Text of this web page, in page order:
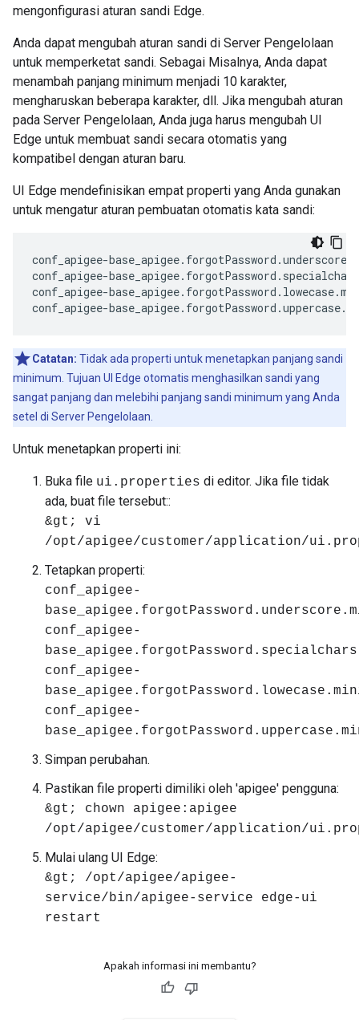
mengonfigurasi aturan sandi Edge.
Anda dapat mengubah aturan sandi di Server Pengelolaan
untuk memperketat sandi. Sebagai Misalnya, Anda dapat
menambah panjang minimum menjadi 10 karakter,
mengharuskan beberapa karakter, dll. Jika mengubah aturan
pada Server Pengelolaan, Anda juga harus mengubah UI
Edge untuk membuat sandi secara otomatis yang
kompatibel dengan aturan baru.
UI Edge mendefinisikan empat properti yang Anda gunakan
untuk mengatur aturan pembuatan otomatis kata sandi:
conf_apigee-
conf_apigee-
conf_apigee-
conf_apigee-
Catatan: Tidak ada properti untuk menetapkan panjang sandi
minimum. Tujuan UI Edge otomatis menghasilkan sandi yang
sangat panjang dan melebihi panjang sandi minimum yang Anda
setel di Server Pengelolaan.
Untuk menetapkan properti ini:
Buka file ui.properties di editor. Jika file tidak
ada, buat file tersebut::
&gt; vi
/opt/apigee/customer/application/
Tetapkan properti:
conf_apigee-
conf_apigee-
conf_apigee-
conf_apigee-
Simpan perubahan.
Pastikan file properti dimiliki oleh 'apigee' pengguna:
&gt; chown apigee:apigee
/opt/apigee/customer/application/
Mulai ulang UI Edge:
&gt; /opt/apigee/apigee-
service/bin/apigee-service edge-ui
restart
Apakah informasi ini membantu?